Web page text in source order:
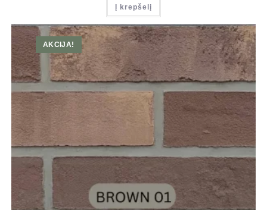
Į krepšelį
AKCIJA!